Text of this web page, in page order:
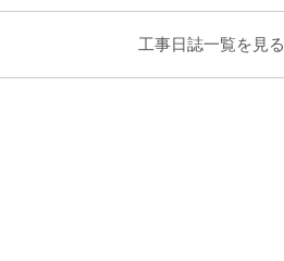
工事日誌一覧を見る